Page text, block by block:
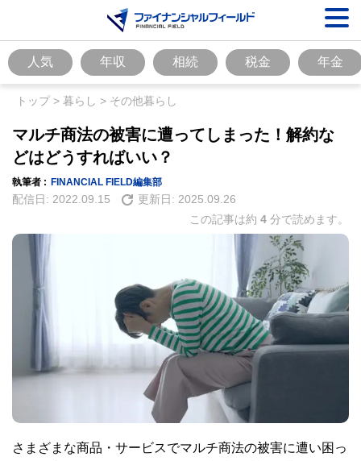
人気 年収 相続 税金 年金
トップ> 暮らし > その他暮らし
マルチ商法の被害に遭ってしまった！解約な
どはどうすればいい？
執筆者 : FINANCIAL FIELD編集部
配信日: 2022.09.15 更新日: 2025.09.26
この記事は約 4 分で読めます。
さまざまな商品・サービスでマルチ商法の被害に遭い困っ